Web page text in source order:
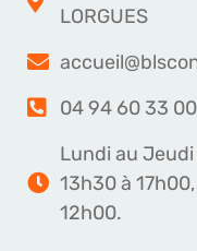
LORGUES
04 94 60 33 00
Lundi au
13h30 à
12h00.